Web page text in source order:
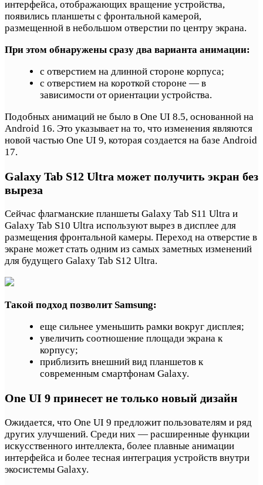
интерфейса, отображающих вращение устройства,
появились планшеты с фронтальной камерой,
размещенной в небольшом отверстии по центру экрана.
При этом обнаружены сразу два варианта анимации:
с отверстием на длинной стороне корпуса;
с отверстием на короткой стороне — в
зависимости от ориентации устройства.
Подобных анимаций не было в One UI 8.5, основанной на
Android 16. Это указывает на то, что изменения являются
новой частью One UI 9, которая создается на базе Android
17.
Galaxy Tab S12 Ultra может получить экран без
выреза
Сейчас флагманские планшеты Galaxy Tab S11 Ultra и
Galaxy Tab S10 Ultra используют вырез в дисплее для
размещения фронтальной камеры. Переход на отверстие в
экране может стать одним из самых заметных изменений
для будущего Galaxy Tab S12 Ultra.
Такой подход позволит Samsung:
еще сильнее уменьшить рамки вокруг дисплея;
увеличить соотношение площади экрана к
корпусу;
приблизить внешний вид планшетов к
современным смартфонам Galaxy.
One UI 9 принесет не только новый дизайн
Ожидается, что One UI 9 предложит пользователям и ряд
других улучшений. Среди них — расширенные функции
искусственного интеллекта, более плавные анимации
интерфейса и более тесная интеграция устройств внутри
экосистемы Galaxy.